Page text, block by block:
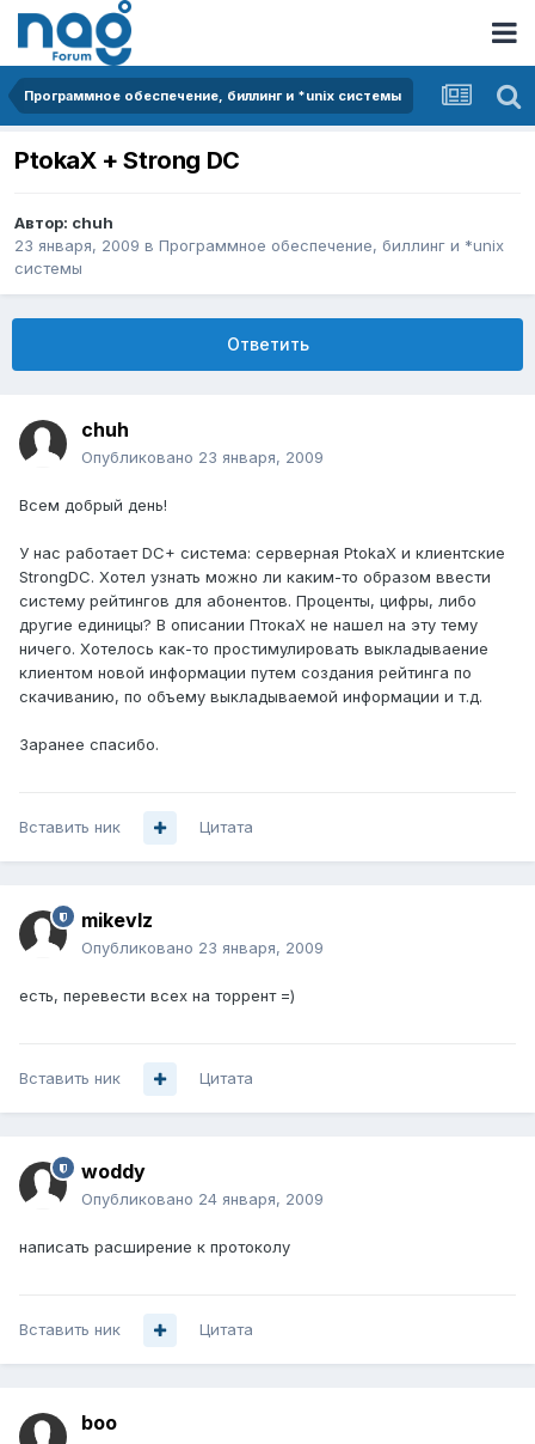
Программное обеспечение, биллинг и *unix системы
PtokaX + Strong DC
Автор: chuh
23 января, 2009 в Программное обеспечение, биллинг и *unix
системы
Ответить
chuh
Опубликовано 23 января, 2009
Всем добрый день!
У нас работает DC+ система: серверная PtokaX и клиентские
StrongDC. Хотел узнать можно ли каким-то образом ввести
систему рейтингов для абонентов. Проценты, цифры, либо
другие единицы? В описании ПтокаХ не нашел на эту тему
ничего. Хотелось как-то простимулировать выкладываение
клиентом новой информации путем создания рейтинга по
скачиванию, по объему выкладываемой информации и т.д.
Заранее спасибо.
Вставить ник Цитата
mikevlz
Опубликовано 23 января, 2009
есть, перевести всех на торрент =)
Вставить ник Цитата
woddy
Опубликовано 24 января, 2009
написать расширение к протоколу
Вставить ник Цитата
boo